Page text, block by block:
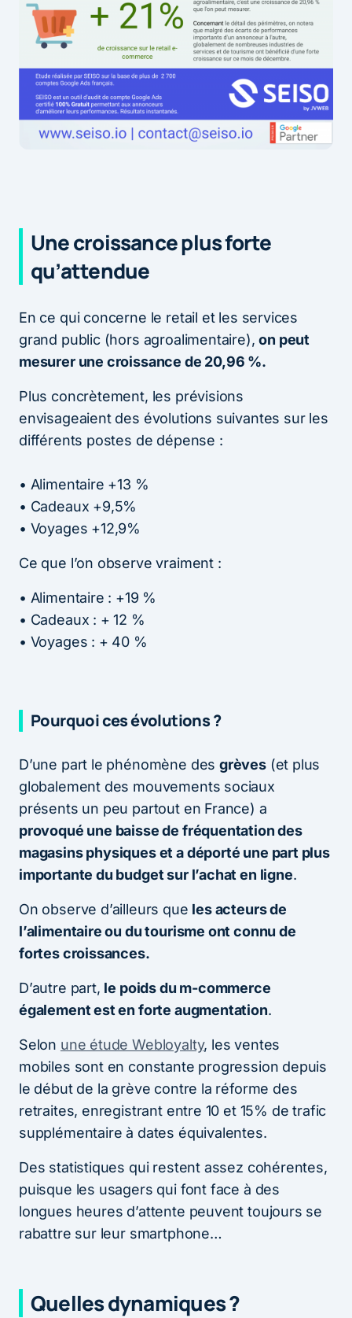
Une croissance plus forte
qu’attendue
En ce qui concerne le retail et les services
grand public (hors agroalimentaire),on peut
mesurer une croissance de 20,96 %.
Plus concrètement, les prévisions
envisageaient des évolutions suivantes sur les
différents postes de dépense :
• Alimentaire +13 %
• Cadeaux +9,5%
• Voyages +12,9%
Ce que l’on observe vraiment :
• Alimentaire : +19 %
• Cadeaux : + 12 %
• Voyages : + 40 %
Pourquoi ces évolutions ?
D’une part le phénomène des grèves(et plus
globalement des mouvements sociaux
présents un peu partout en France) a
provoqué une baisse de fréquentation des
magasins physiques et a déporté une part plus
importante du budget sur l’achat en ligne.
On observe d’ailleurs que les acteurs de
l’alimentaire ou du tourisme ont connu de
fortes croissances.
D’autre part, le poids du m-commerce
également est en forte augmentation.
Selon une étude Webloyalty, les ventes
mobiles sont en constante progression depuis
le début de la grève contre la réforme des
retraites, enregistrant entre 10 et 15% de trafic
supplémentaire à dates équivalentes.
Des statistiques qui restent assez cohérentes,
puisque les usagers qui font face à des
longues heures d’attente peuvent toujours se
rabattre sur leur smartphone…
Quelles dynamiques ?